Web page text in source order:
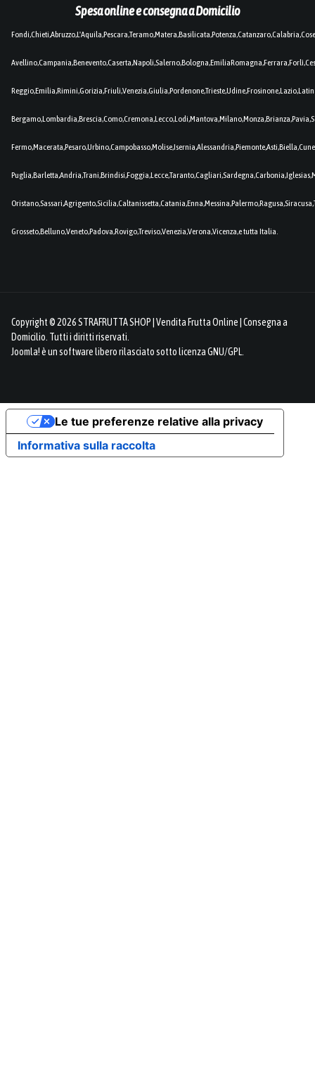
Spesa online e consegna a Domicilio
Grosseto,Belluno,Veneto,Padova,Rovigo,Treviso,Venezia,Verona,Vicenza,e tutta Italia.
Copyright © 2026 STRAFRUTTA SHOP | Vendita Frutta Online | Consegna a
Domicilio. Tutti i diritti riservati.
Joomla!è un software libero rilasciato sottolicenza GNU/GPL.
Informativa sulla raccolta
Le tue preferenze relative alla privacy